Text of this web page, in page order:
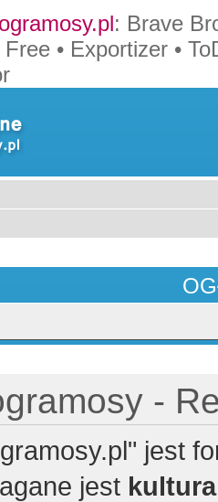
: Brave
Free • Exportizer •
-
jest
jest